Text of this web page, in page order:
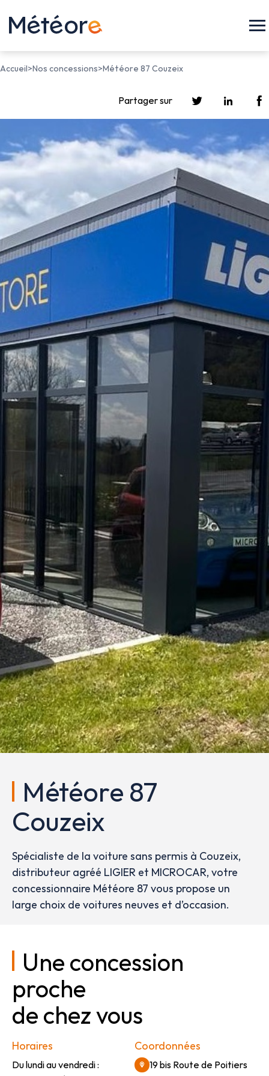
Accueil>Nos concessions>Météore 87 Couzeix
Partager sur
Météore 87
Couzeix
Spécialiste de la voiture sans permis à Couzeix,
distributeur agréé LIGIER et MICROCAR, votre
concessionnaire Météore 87 vous propose un
large choix de voitures neuves et d’occasion.
Une concession
proche
de chez vous
Horaires
Du lundi au vendredi :
Coordonnées
19 bis Route de Poitiers